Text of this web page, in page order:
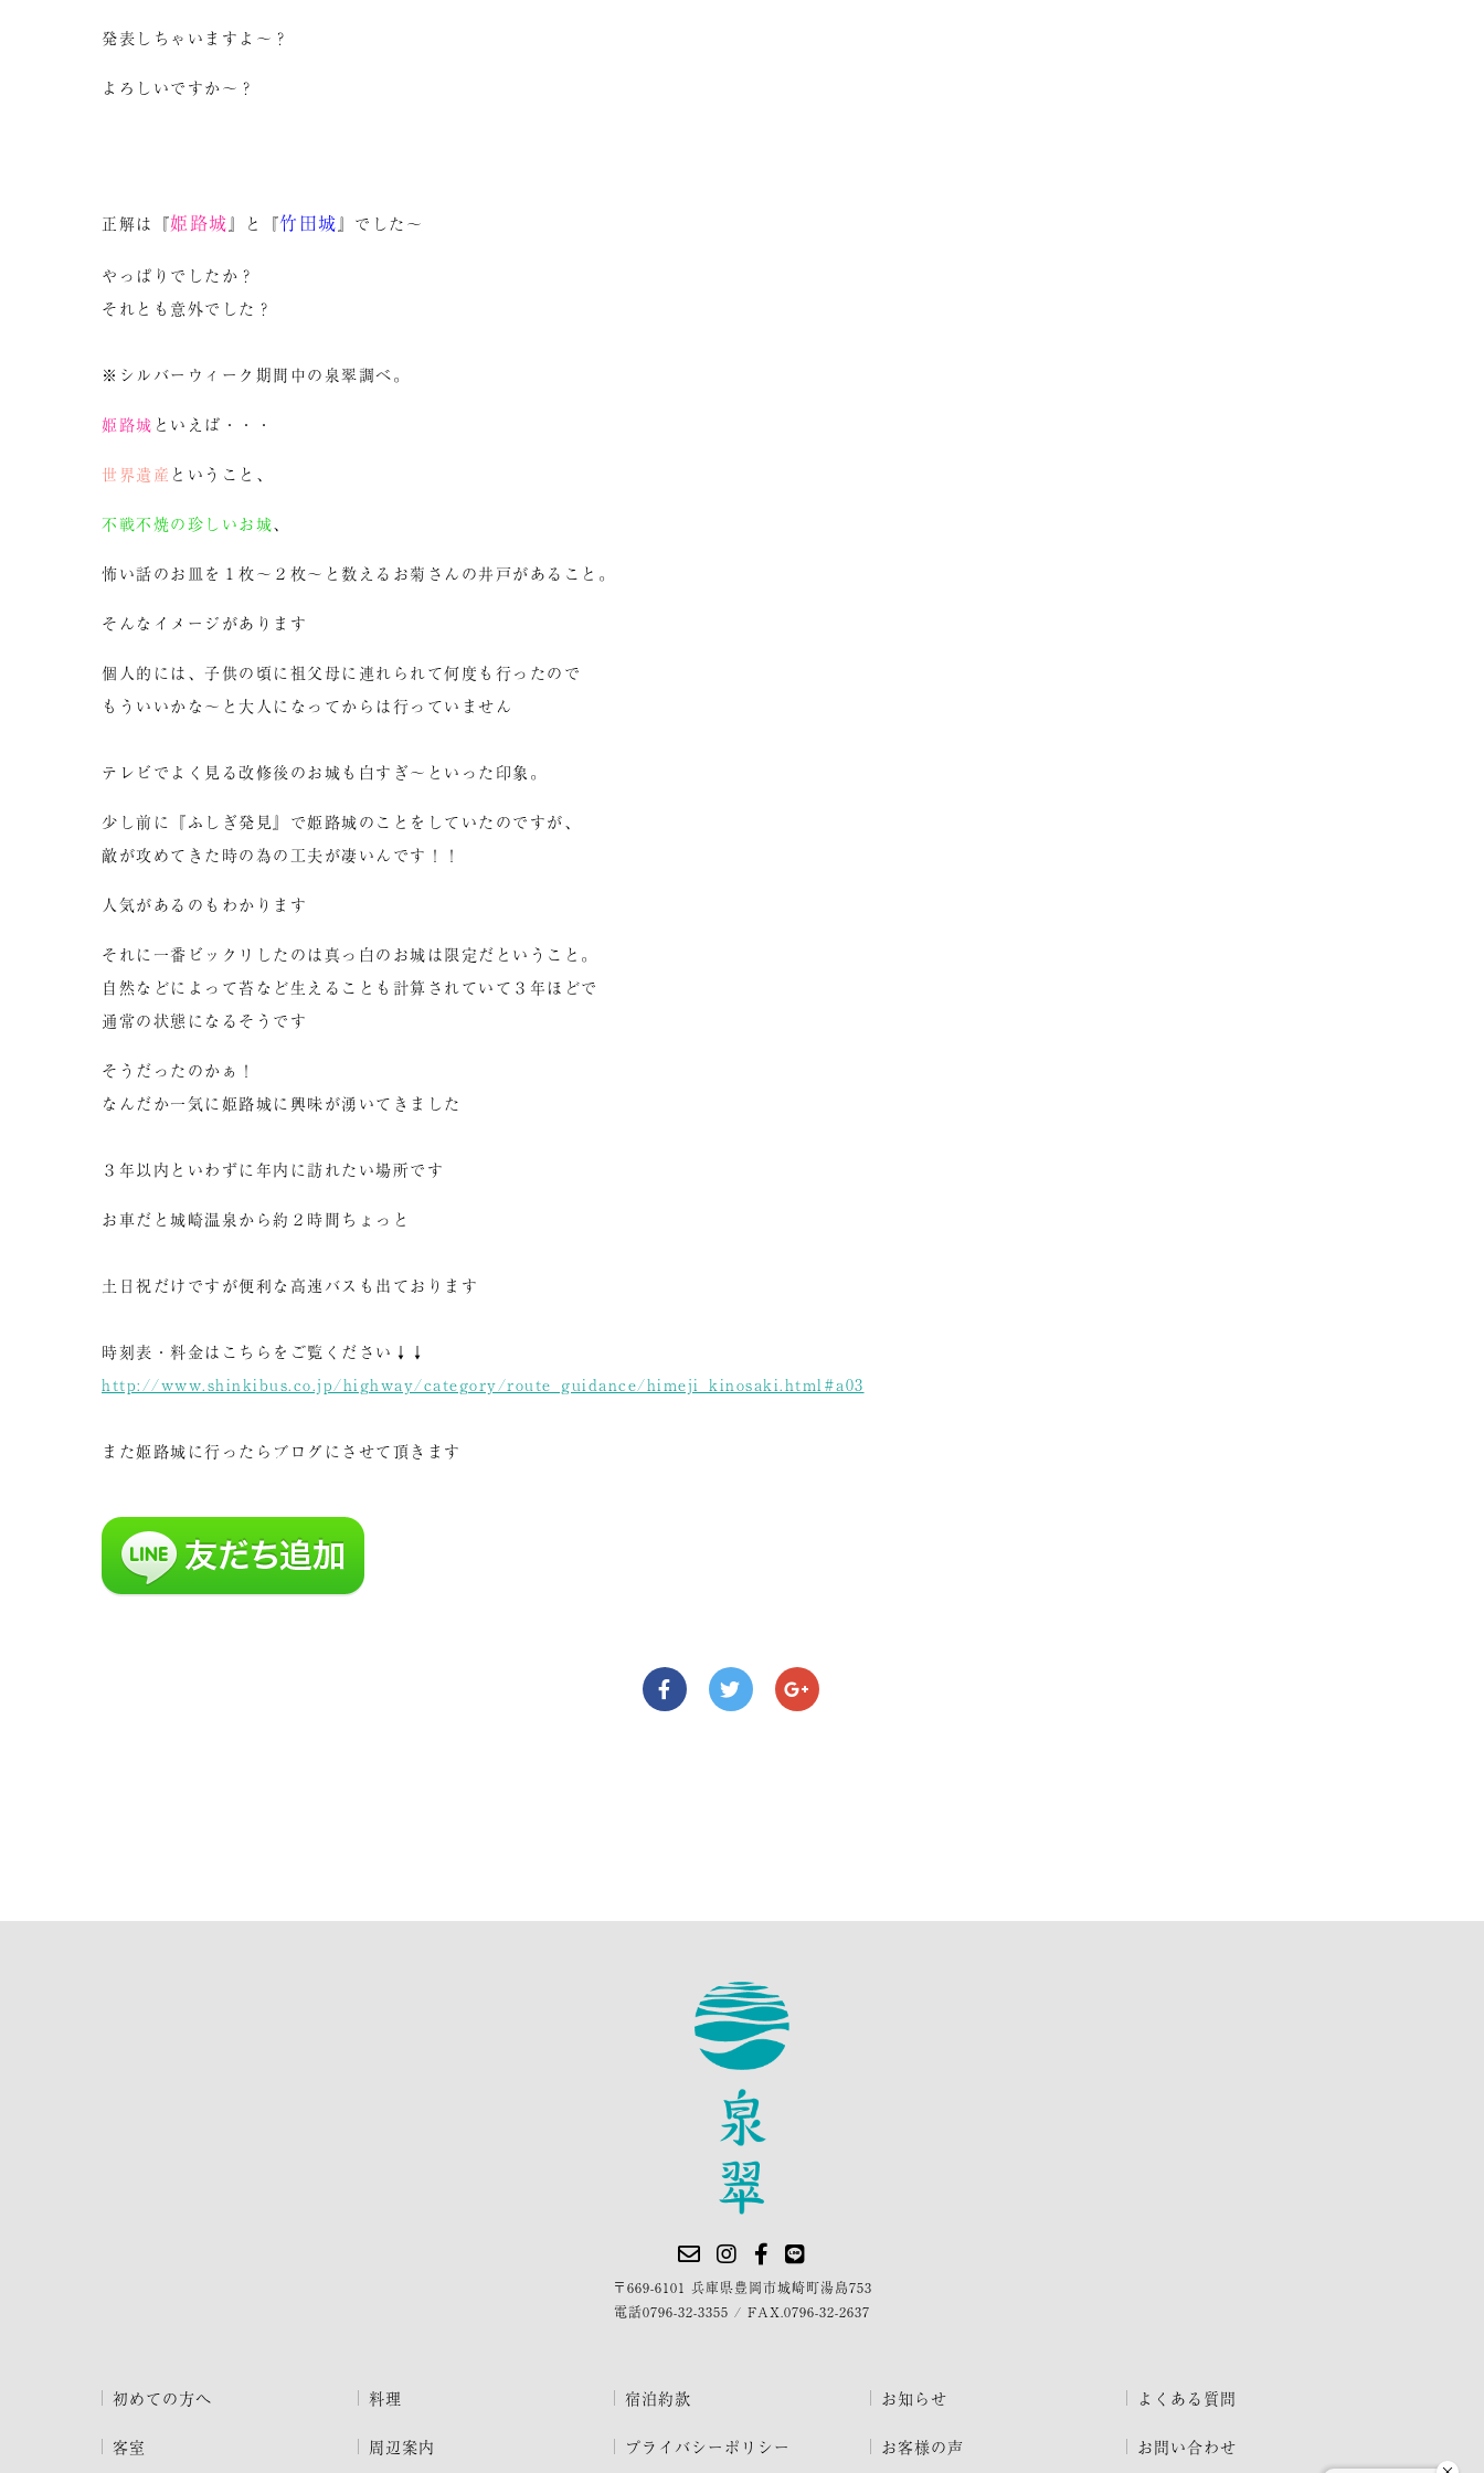
発表しちゃいますよ～？
よろしいですか～？
正解は『姫路城 』と『竹田城 』でした～
やっぱりでしたか？
それとも意外でした？
※シルバーウィーク期間中の泉翠調べ。
姫路城 といえば・・・
世界遺産 ということ、
不戦不焼の珍しいお城、
怖い話のお皿を１枚～２枚～と数えるお菊さんの井戸があること。
そんなイメージがあります
個人的には、子供の頃に祖父母に連れられて何度も行ったので
もういいかな～と大人になってからは行っていません
テレビでよく見る改修後のお城も白すぎ～といった印象。
少し前に『ふしぎ発見』で姫路城のことをしていたのですが、
敵が攻めてきた時の為の工夫が凄いんです！！
人気があるのもわかります
それに一番ビックリしたのは真っ白のお城は限定だということ。
自然などによって苔など生えることも計算されていて３年ほどで
通常の状態になるそうです
そうだったのかぁ！
なんだか一気に姫路城に興味が湧いてきました
３年以内といわずに年内に訪れたい場所です
お車だと城崎温泉から約２時間ちょっと
土日祝だけですが便利な高速バスも出ております
時刻表・料金はこちらをご覧ください↓↓
http://www.shinkibus.co.jp/highway/category/route_guidance/himeji_kinosaki.html#a03
また姫路城に行ったらブログにさせて頂きます
〒669-6101 兵庫県豊岡市城崎町湯島753
電話0796-32-3355 / FAX.0796-32-2637
初めての方へ
客室
料理
周辺案内
宿泊約款
プライバシーポリシー
お知らせ
お客様の声
よくある質問
お問い合わせ